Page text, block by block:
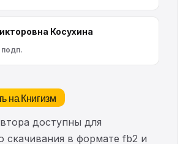
Косухина
подп.
на Книгизм
доступны для
скачивания в формате fb2 и